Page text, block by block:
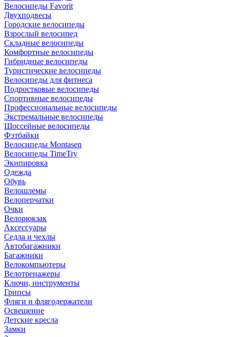
Велосипеды Favorit
Двухподвесы
Городские велосипеды
Взрослый велосипед
Складные велосипеды
Комфортные велосипеды
Гибридные велосипеды
Туристические велосипеды
Велосипеды для фитнеса
Подростковые велосипеды
Спортивные велосипеды
Профессиональные велосипеды
Экстремальные велосипеды
Шоссейные велосипеды
Фэтбайки
Велосипеды Montasen
Велосипеды TimeTry
Экипировка
Одежда
Обувь
Велошлемы
Велоперчатки
Очки
Велорюкзак
Аксессуары
Седла и чехлы
Автобагажники
Багажники
Велокомпьютеры
Велотренажеры
Ключи, инструменты
Грипсы
Фляги и флягодержатели
Освещение
Детские кресла
Замки